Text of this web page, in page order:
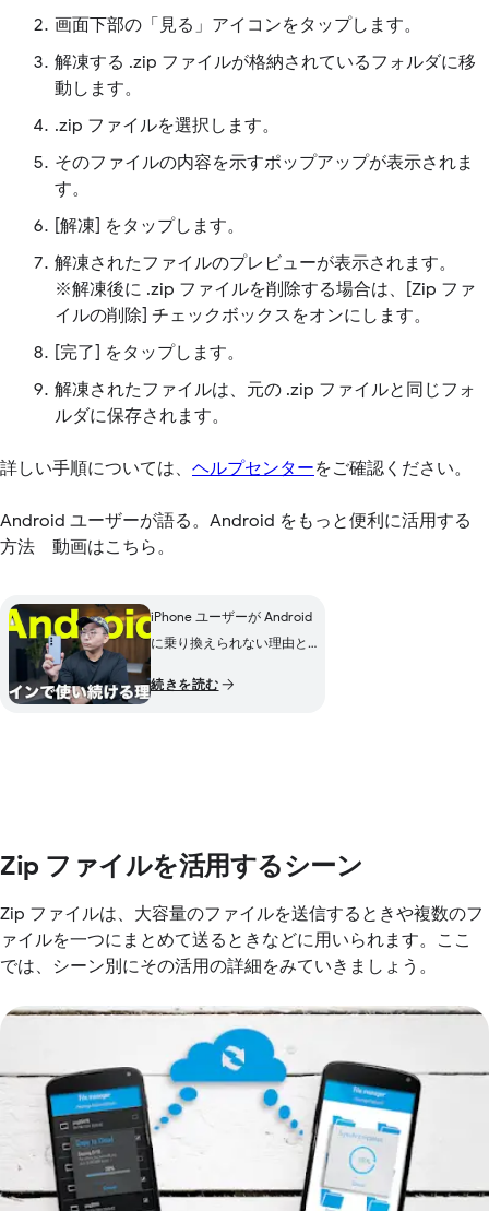
画面下部の「見る」アイコンをタップします。
解凍する .zip ファイルが格納されているフォルダに移
動します。
.zip ファイルを選択します。
そのファイルの内容を示すポップアップが表示されま
す。
[解凍] をタップします。
解凍されたファイルのプレビューが表示されます。
※解凍後に .zip ファイルを削除する場合は、[Zip ファ
イルの削除] チェックボックスをオンにします。
[完了] をタップします。
解凍されたファイルは、元の .zip ファイルと同じフォ
ルダに保存されます。
詳しい手順については、 ヘルプセンターをご確認ください。
Android ユーザーが語る。Android をもっと便利に活用する
方法 動画はこちら。
iPhone ユーザーが Android
に乗り換えられない理由と
続きを読む
Zip ファイルを活用するシーン
Zip ファイルは、大容量のファイルを送信するときや複数のフ
ァイルを一つにまとめて送るときなどに用いられます。ここ
では、シーン別にその活用の詳細をみていきましょう。